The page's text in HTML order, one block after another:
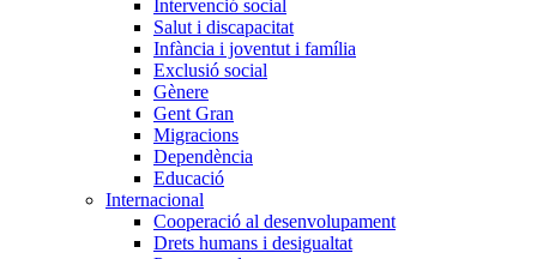
Intervenció social
Salut i discapacitat
Infància i joventut i família
Exclusió social
Gènere
Gent Gran
Migracions
Dependència
Educació
Internacional
Cooperació al desenvolupament
Drets humans i desigualtat